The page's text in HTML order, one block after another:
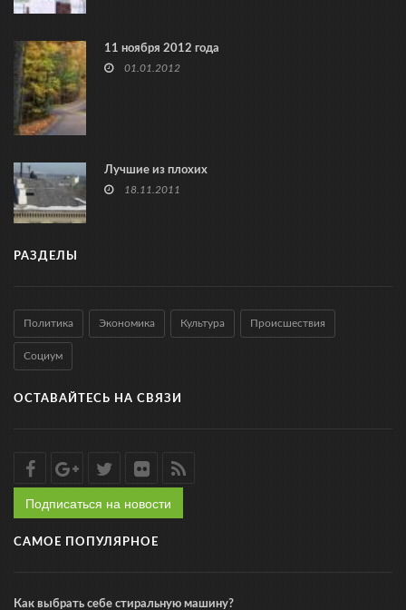
11 ноября 2012 года
01.01.2012
Лучшие из плохих
18.11.2011
РАЗДЕЛЫ
Политика Экономика Культура Происшествия
Социум
ОСТАВАЙТЕСЬ НА СВЯЗИ
Подписаться на новости
САМОЕ ПОПУЛЯРНОЕ
Как выбрать себе стиральную машину?